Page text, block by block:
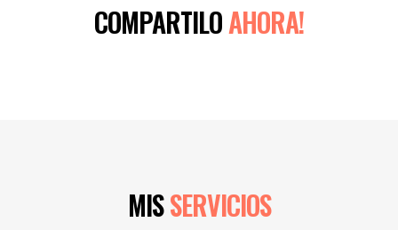
COMPARTILOAHORA!
MISSERVICIOS